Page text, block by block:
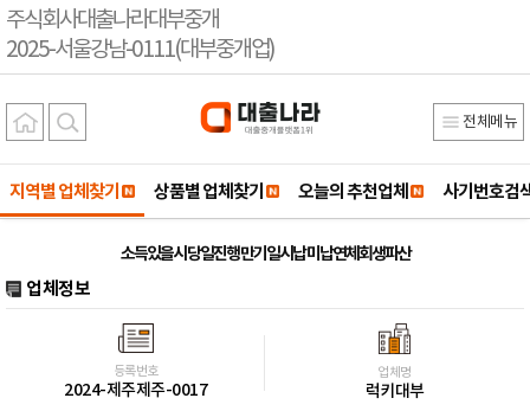
주식회사대출나라대부중개
2025-서울강남-0111(대부중개업)
전체메뉴
지역별 업체찾기 상품별 업체찾기 오늘의 추천업체 사기번호검
소득있을시 당일진행 만기일시납 미납연체회생파산
업체정보
등록번호
2024-제주제주-0017
업체명
럭키대부